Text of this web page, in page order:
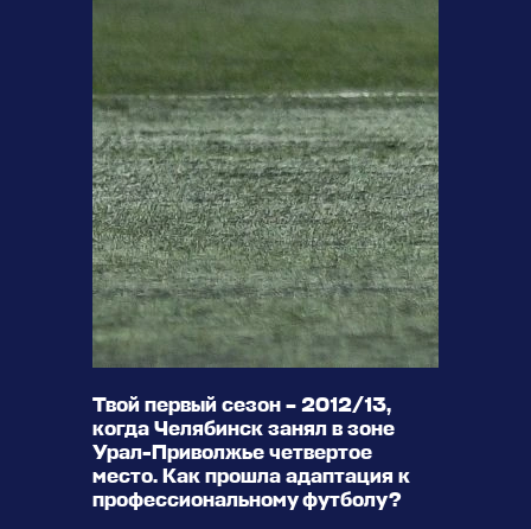
Твой первый сезон – 2012/13,
когда Челябинск занял в зоне
Урал-Приволжье четвертое
место. Как прошла адаптация к
профессиональному футболу?